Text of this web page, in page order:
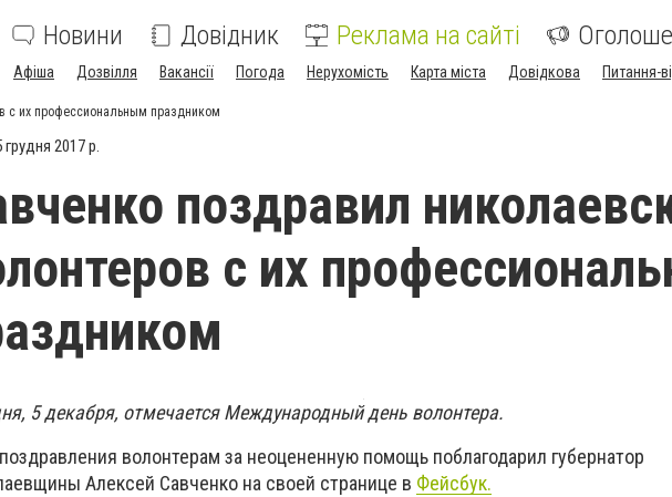
Новини Довідник Реклама на сайті
Афіша Дозвілля Вакансії Погода Нерухомість Карта міста Довідкова Питання-
с их профессиональным праздником
грудня 2017 р.
поздравил
с их
5 декабря, отмечается Международный день волонтера.
волонтерам за неоцененную помощь поблагодарил губернатор
Алексей Савченко на своей странице в Фейсбук.